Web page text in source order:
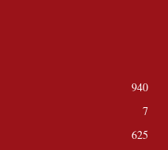
940
7
625